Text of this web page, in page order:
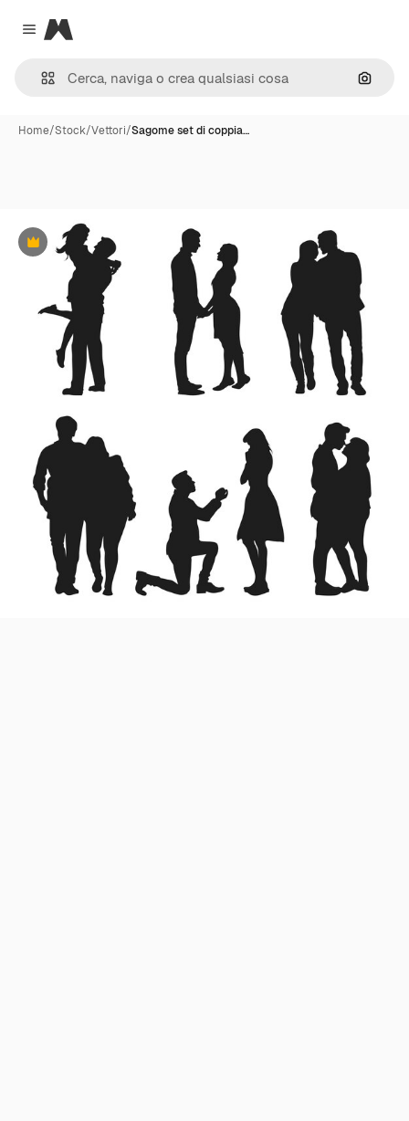
Close menu
Magnific
Cerca
Home/Stock/Vettori/Sagome set di coppia…
Premium